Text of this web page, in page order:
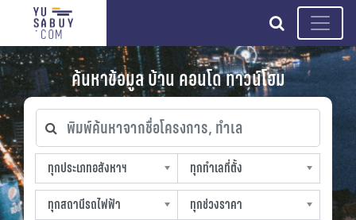
search
ค้นหาข้อมูล บ้าน คอนโด ทาวน์โฮม
พิมพ์ค้นหาจากชื่อโครงการ, ทำเล
ทุกประเภทอสังหาฯ
ทุกประเภทอสังหาฯ
sproperty
ทุกทำเลที่ตั้ง
ทุกทำเลที่ตั้ง
slocation
ทุกสถานีรถไฟฟ้า
ทุกสถานีรถไฟฟ้า
ทุกช่วงราคา
ทุกช่วงราคา